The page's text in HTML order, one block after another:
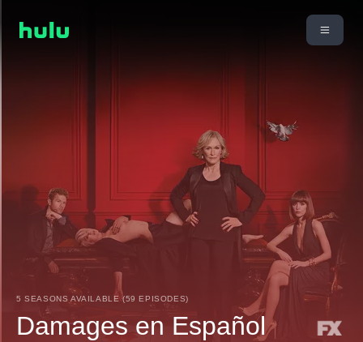
5 SEASONS AVAILABLE (59 EPISODES)
Damages en Español